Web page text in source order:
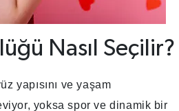
Nasıl Seçilir?
yapısını ve yaşam
yoksa spor ve dinamik bir